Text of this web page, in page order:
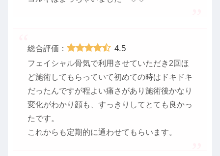
総合評価： 4.5
フェイシャル骨気で利用させていただき2回ほ
ど施術してもらっていて初めての時はドキドキ
だったんですが程よい痛さがあり施術後かなり
変化がわかり顔も、すっきりしてとても良かっ
たです。
これからも定期的に通わせてもらいます。